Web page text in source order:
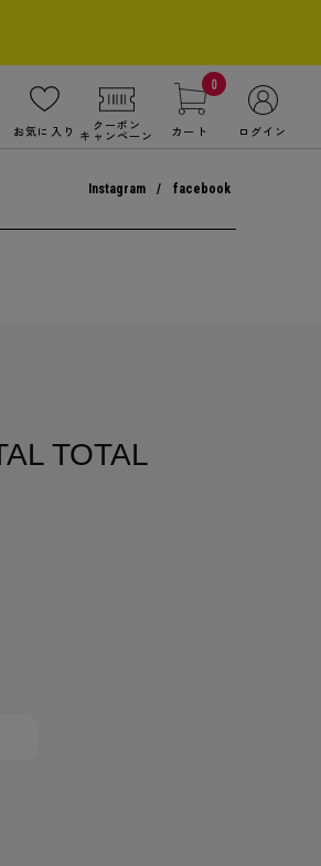
お気に入り クーポン
キャンペーン
0
カート ログイン
Instagram facebook
TOTAL